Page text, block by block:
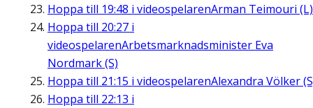
Hoppa till 19:48 i videospelarenArman Teimouri (L)
Hoppa till 20:27 i
videospelarenArbetsmarknadsminister Eva
Nordmark (S)
Hoppa till 21:15 i videospelarenAlexandra Völker
Hoppa till 22:13 i